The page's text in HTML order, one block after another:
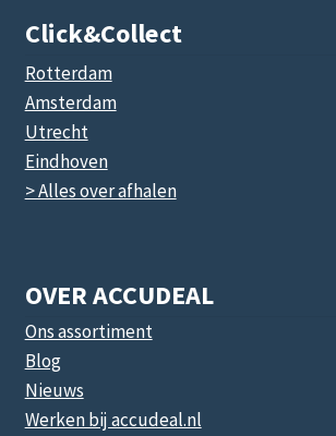
Click&collect
Rotterdam
Amsterdam
Utrecht
Eindhoven
> Alles over afhalen
OVER ACCUDEAL
Ons assortiment
Blog
Nieuws
Werken bij accudeal.nl